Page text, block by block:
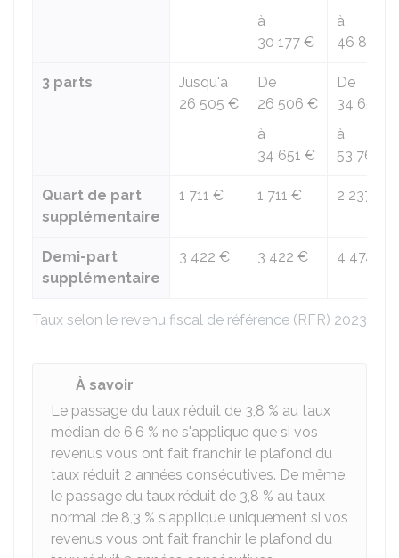
Taux selon le revenu fiscal de référence (RFR) 2023 du
à
30 177 €
à
46 827 €
3 parts
Jusqu'à
26 505 €
De
26 506 €
à
34 651 €
De
34 652 €
à
53 768 €
Quart de part
supplémentaire
1 711 € 1 711 € 2 237 €
Demi-part
supplémentaire
3 422 € 3 422 € 4 474 €
À savoir
Le passage du taux réduit de 3,8 % au taux
médian de 6,6 % ne s'applique que si vos
revenus vous ont fait franchir le plafond du
taux réduit 2 années consécutives. De même,
le passage du taux réduit de 3,8 % au taux
normal de 8,3 % s'applique uniquement si vos
revenus vous ont fait franchir le plafond du